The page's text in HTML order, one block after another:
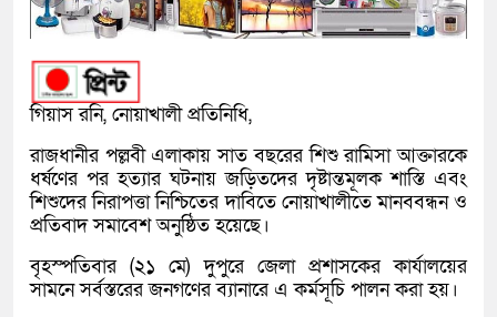
গিয়াস রনি, নোয়াখালী প্রতিনিধি,
রাজধানীর পল্লবী এলাকায় সাত বছরের শিশু রামিসা আক্তারকে
ধর্ষণের পর হত্যার ঘটনায় জড়িতদের দৃষ্টান্তমূলক শাস্তি এবং
শিশুদের নিরাপত্তা নিশ্চিতের দাবিতে নোয়াখালীতে মানববন্ধন ও
প্রতিবাদ সমাবেশ অনুষ্ঠিত হয়েছে।
বৃহস্পতিবার (২১ মে) দুপুরে জেলা প্রশাসকের কার্যালয়ের
সামনে সর্বস্তরের জনগণের ব্যানারে এ কর্মসূচি পালন করা হয়।